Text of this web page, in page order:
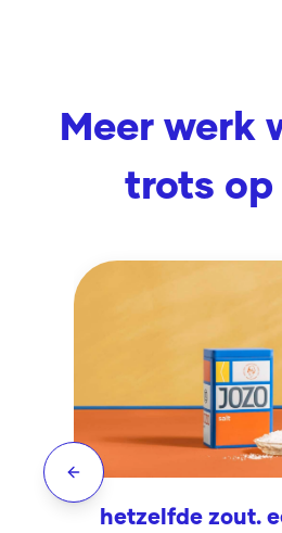
Meer werk
trots op
hetzelfde zout.
Previous slide